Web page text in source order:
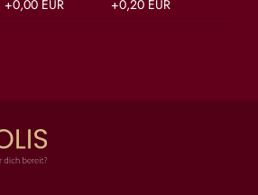
+0,00 EUR
+0,20 EUR